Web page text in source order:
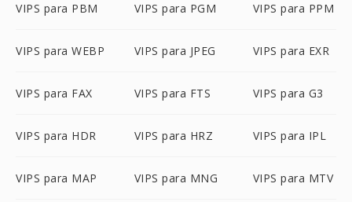
VIPS para PBM VIPS para PGM VIPS para PPM
VIPS para WEBP VIPS para JPEG VIPS para EXR
VIPS para FAX VIPS para FTS VIPS para G3
VIPS para HDR VIPS para HRZ VIPS para IPL
VIPS para MAP VIPS para MNG VIPS para MTV